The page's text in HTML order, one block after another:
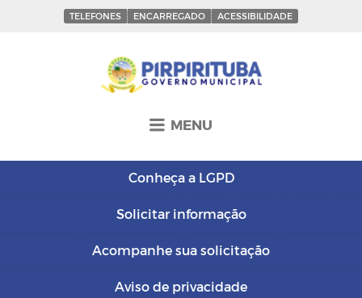
TELEFONES ENCARREGADO ACESSIBILIDADE
MENU
Conheça a LGPD
Solicitar informação
Acompanhe sua solicitação
Aviso de privacidade